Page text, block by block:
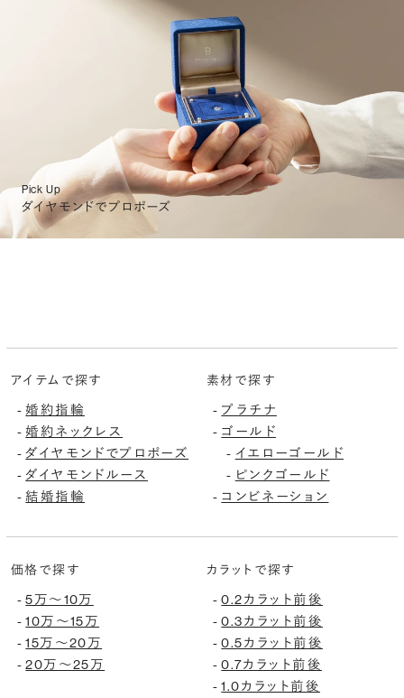
Pick Up
ダイヤモンドでプロポーズ
アイテムで探す
-婚約指輪
-婚約ネックレス
-ダイヤモンドでプロポーズ
-ダイヤモンドルース
-結婚指輪
素材で探す
- プラチナ
- ゴールド
- イエローゴールド
- ピンクゴールド
- コンビネーション
価格で探す
-5万〜10万
-10万〜15万
-15万〜20万
-20万〜25万
カラットで探す
-0.2カラット前後
-0.3カラット前後
-0.5カラット前後
-0.7カラット前後
-1.0カラット前後